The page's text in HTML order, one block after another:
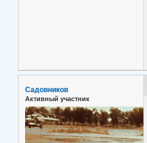
Садовников
Активный участник